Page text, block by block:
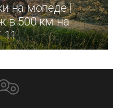
на мопеде |
в 500 км на
11